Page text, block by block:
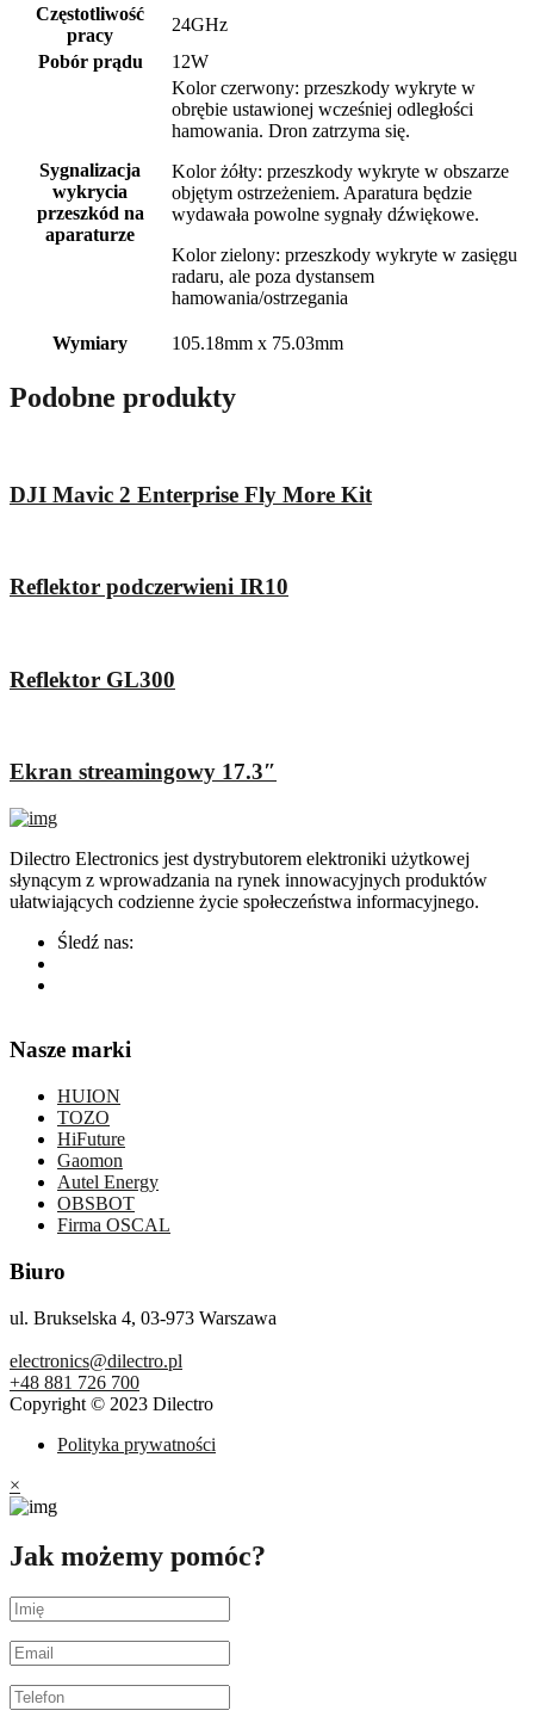
Częstotliwość
pracy
24GHz
Pobór prądu
12W
Sygnalizacja
wykrycia
przeszkód na
aparaturze
Kolor czerwony: przeszkody wykryte w
obrębie ustawionej wcześniej odległości
hamowania. Dron zatrzyma się.
Kolor żółty: przeszkody wykryte w obszarze
objętym ostrzeżeniem. Aparatura będzie
wydawała powolne sygnały dźwiękowe.
Kolor zielony: przeszkody wykryte w zasięgu
radaru, ale poza dystansem
hamowania/ostrzegania
Wymiary 105.18mm x 75.03mm
Podobne produkty
DJI Mavic 2 Enterprise Fly More Kit
Reflektor podczerwieni IR10
Reflektor GL300
Ekran streamingowy 17.3″
Dilectro Electronics jest dystrybutorem elektroniki użytkowej
słynącym z wprowadzania na rynek innowacyjnych produktów
ułatwiających codzienne życie społeczeństwa informacyjnego.
Śledź nas:
Nasze marki
HUION
TOZO
HiFuture
Gaomon
Autel Energy
OBSBOT
Firma OSCAL
Biuro
ul. Brukselska 4, 03-973 Warszawa
electronics@dilectro.pl
+48 881 726 700
Copyright © 2023 Dilectro
Polityka prywatności
×
Jak możemy pomóc?